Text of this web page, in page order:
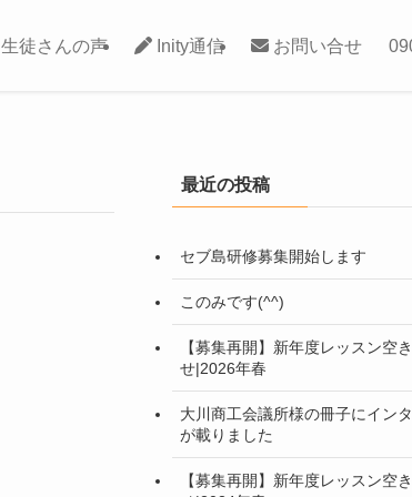
生徒さんの声 Inity通信 お問い合せ
最近の投稿
セブ島研修募集開始します
このみです(^^)
【募集再開】新年度レッスン空
せ|2026年春
大川商工会議所様の冊子にイン
が載りました
【募集再開】新年度レッスン空